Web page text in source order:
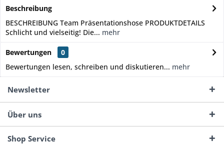
Beschreibung
BESCHREIBUNG Team Präsentationshose PRODUKTDETAILS
Schlicht und vielseitig! Die... mehr
Bewertungen
0
Bewertungen lesen, schreiben und diskutieren... mehr
Newsletter
Über uns
Shop Service